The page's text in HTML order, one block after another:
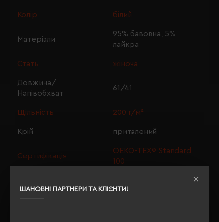
ШАНОВНІ ПАРТНЕРИ ТА КЛІЄНТИ!
Колір білий
Матеріали
95% бавовна, 5%
лайкра
Стать жіноча
Довжина/
Напівобхват
61/41
Щільність 200 г/м²
Крій приталений
Сертифікація
OEKO-TEX® Standard
100